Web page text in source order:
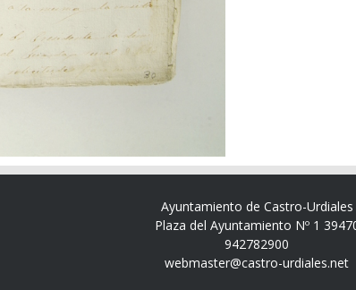
Ayuntamiento de Castro-Urdiales
Plaza del Ayuntamiento Nº 1
942782900
webmaster@castro-urdiales.net